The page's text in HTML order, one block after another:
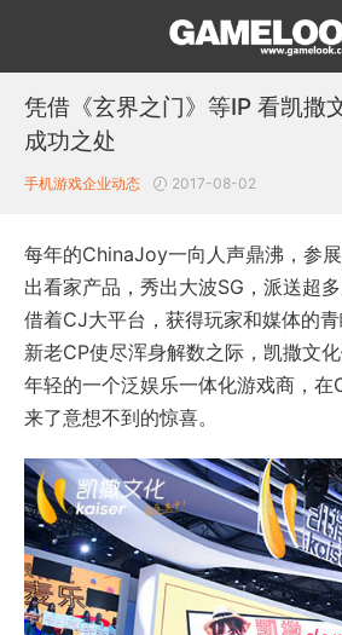
凭借《玄界之门》等IP 看凯撒
成功之处
手机游戏企业动态 2017-08-02
每年的ChinaJoy一向人声鼎沸，参
出看家产品，秀出大波SG，派送超
借着CJ大平台，获得玩家和媒体的
新老CP使尽浑身解数之际，凯撒文
年轻的一个泛娱乐一体化游戏商，
来了意想不到的惊喜。